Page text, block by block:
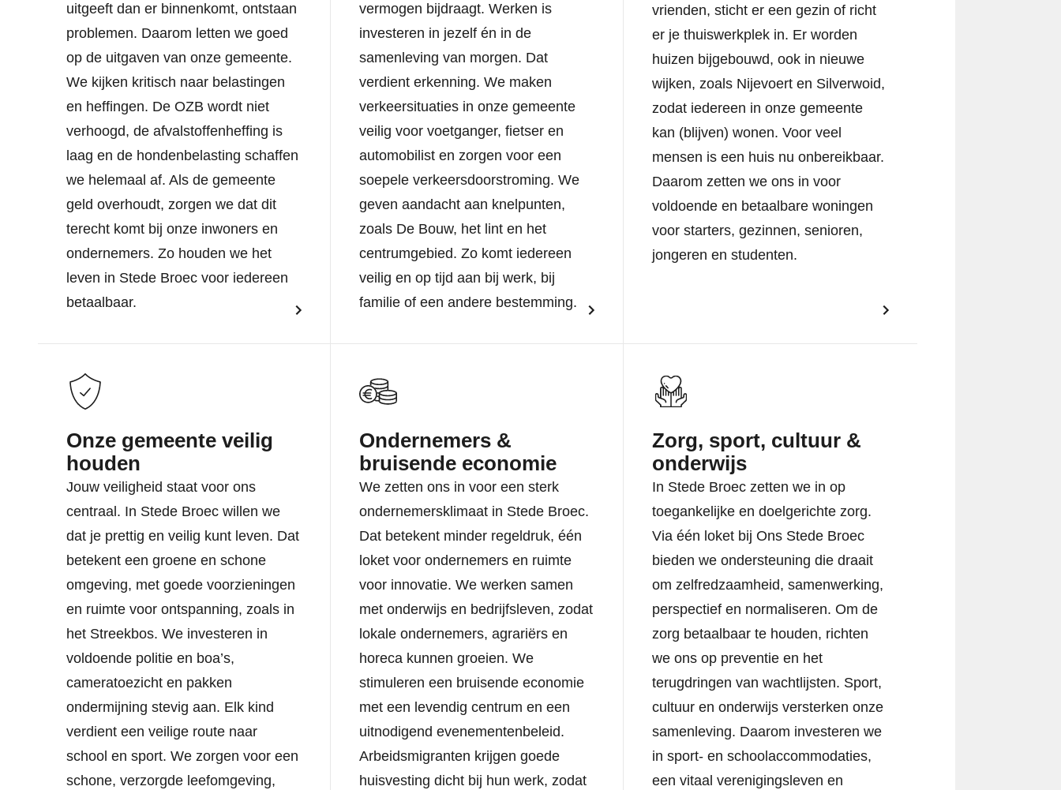
uitgeeft dan er binnenkomt, ontstaan
problemen. Daarom letten we goed
op de uitgaven van onze gemeente.
We kijken kritisch naar belastingen
en heffingen. De OZB wordt niet
verhoogd, de afvalstoffenheffing is
laag en de hondenbelasting schaffen
we helemaal af. Als de gemeente
geld overhoudt, zorgen we dat dit
terecht komt bij onze inwoners en
ondernemers. Zo houden we het
leven in Stede Broec voor iedereen
betaalbaar.
vermogen bijdraagt. Werken is
investeren in jezelf én in de
samenleving van morgen. Dat
verdient erkenning. We maken
verkeersituaties in onze gemeente
veilig voor voetganger, fietser en
automobilist en zorgen voor een
soepele verkeersdoorstroming. We
geven aandacht aan knelpunten,
zoals De Bouw, het lint en het
centrumgebied. Zo komt iedereen
veilig en op tijd aan bij werk, bij
familie of een andere bestemming.
vrienden, sticht er een gezin of richt
er je thuiswerkplek in. Er worden
huizen bijgebouwd, ook in nieuwe
wijken, zoals Nijevoert en Silverwoid,
zodat iedereen in onze gemeente
kan (blijven) wonen. Voor veel
mensen is een huis nu onbereikbaar.
Daarom zetten we ons in voor
voldoende en betaalbare woningen
voor starters, gezinnen, senioren,
jongeren en studenten.
Onze gemeente veilig
houden
Jouw veiligheid staat voor ons
centraal. In Stede Broec willen we
dat je prettig en veilig kunt leven. Dat
betekent een groene en schone
omgeving, met goede voorzieningen
en ruimte voor ontspanning, zoals in
het Streekbos. We investeren in
voldoende politie en boa’s,
cameratoezicht en pakken
ondermijning stevig aan. Elk kind
verdient een veilige route naar
school en sport. We zorgen voor een
schone, verzorgde leefomgeving,
Ondernemers &
bruisende economie
We zetten ons in voor een sterk
ondernemersklimaat in Stede Broec.
Dat betekent minder regeldruk, één
loket voor ondernemers en ruimte
voor innovatie. We werken samen
met onderwijs en bedrijfsleven, zodat
lokale ondernemers, agrariërs en
horeca kunnen groeien. We
stimuleren een bruisende economie
met een levendig centrum en een
uitnodigend evenementenbeleid.
Arbeidsmigranten krijgen goede
huisvesting dicht bij hun werk, zodat
Zorg, sport, cultuur &
onderwijs
In Stede Broec zetten we in op
toegankelijke en doelgerichte zorg.
Via één loket bij Ons Stede Broec
bieden we ondersteuning die draait
om zelfredzaamheid, samenwerking,
perspectief en normaliseren. Om de
zorg betaalbaar te houden, richten
we ons op preventie en het
terugdringen van wachtlijsten. Sport,
cultuur en onderwijs versterken onze
samenleving. Daarom investeren we
in sport- en schoolaccommodaties,
een vitaal verenigingsleven en